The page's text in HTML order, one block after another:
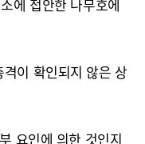
에 접안한 나무호에
이 확인되지 않은 상
요인에 의한 것인지